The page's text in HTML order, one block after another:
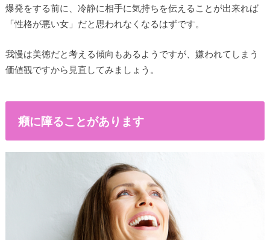
爆発をする前に、冷静に相手に気持ちを伝えることが出来れば
「性格が悪い女」だと思われなくなるはずです。
我慢は美徳だと考える傾向もあるようですが、嫌われてしまう
価値観ですから見直してみましょう。
癪に障ることがあります